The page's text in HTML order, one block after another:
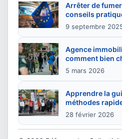
Arrêter de
conseils
9 septembre
Agence
comment bien
5 mars 2026
Apprendre la
méthodes
28 février 2026